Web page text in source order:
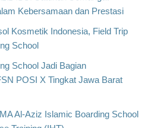
Kebersamaan dan Prestasi
Kosmetik Indonesia, Field Trip
School
School Jadi Bagian
POSI X Tingkat Jawa Barat
Al-Aziz Islamic Boarding School